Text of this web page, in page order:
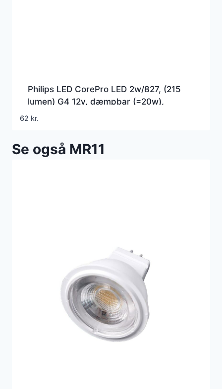
Philips LED CorePro LED 2w/827, (215
lumen) G4 12v, dæmpbar (=20w),
stiftpære
62 kr.
Se også MR11